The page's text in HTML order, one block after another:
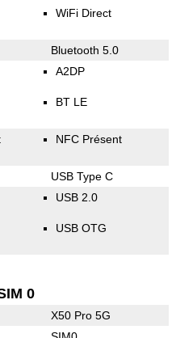
WiFi Direct
Bluetooth 5.0
A2DP
BT LE
NFC Présent
USB Type C
USB 2.0
USB OTG
0
X50 Pro 5G